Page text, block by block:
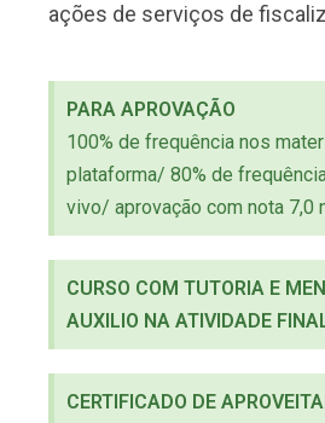
ações de serviços de
PARA APROVAÇÃO
100% de frequência nos
plataforma/ 80% de
vivo/ aprovação com nota 7,0
CURSO COM TUTORIA E
AUXILIO NA ATIVIDADE
CERTIFICADO DE